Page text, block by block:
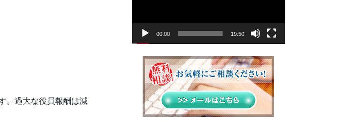
。過大な役員報酬は減
ヤ
00:00 19:50